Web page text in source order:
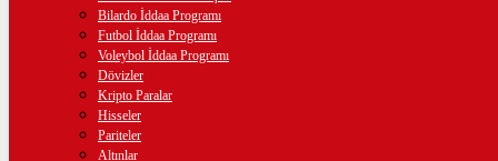
10.903,00%2,54
BİTCOİN
฿%-0.1
Bilardo İddaa Programı
Futbol İddaa Programı
Voleybol İddaa Programı
Dövizler
Kripto Paralar
Hisseler
Pariteler
Altınlar